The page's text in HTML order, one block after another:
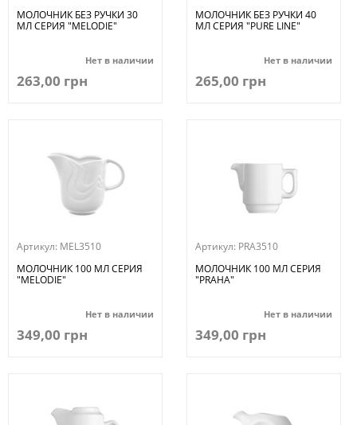
МОЛОЧНИК БЕЗ РУЧКИ 30
МЛ СЕРИЯ "MELODIE"
Нет в наличии
263,00 грн
МОЛОЧНИК БЕЗ РУЧКИ 40
МЛ СЕРИЯ "PURE LINE"
Нет в наличии
265,00 грн
Артикул: MEL3510
МОЛОЧНИК 100 МЛ СЕРИЯ
"MELODIE"
Нет в наличии
349,00 грн
Артикул: PRA3510
МОЛОЧНИК 100 МЛ СЕРИЯ
"PRAHA"
Нет в наличии
349,00 грн